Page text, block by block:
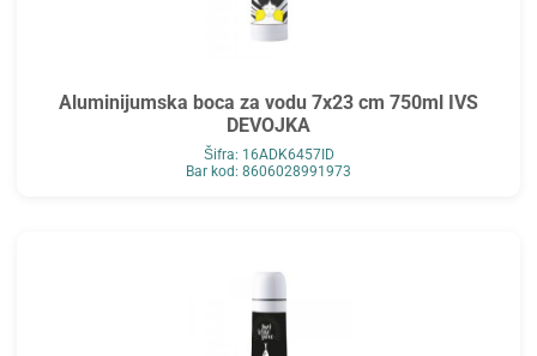
Aluminijumska boca za vodu 7x23 cm 750ml IVS
DEVOJKA
Šifra: 16ADK6457ID
Bar kod: 8606028991973